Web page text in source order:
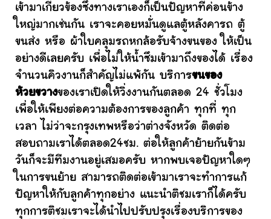
เข้ามาเกี่ยวข้องซึ่งทางเราเองก็เป็นปัญหาที่ค่อนข้าง
ใหญ่มากเช่นกัน เราจะคอยหมั่นดูแลตู้หลังคารถ ตู้
ขนส่ง หรือ ผ้าใบคลุมรถหกล้อรับจ้างขนของ ให้เป็น
อย่างดีเลยครับ เพื่อไม่ให้น้ำซึมเข้ามาถึงของได้ เรื่อง
จำนวนคิวงานก็สำคัญไม่แพ้กัน บริการขนของ
ห้วยขวางของเราเปิดให้วิ่งงานกันตลอด 24 ชั่วโมง
เพื่อให้เพียงต่อความต้องการของลูกค้า ทุกที่ ทุก
เวลา ไม่ว่าจะกรุงเทพหรือว่าต่างจังหวัด ติดต่อ
สอบถามเราได้ตลอด24ชม. ต่อให้ลูกค้าย้ายกันข้าม
วันก็จะมีทีมงานอยู่เสมอครับ หากพบเจอปัญหาใดๆ
ในการขนย้าย สามารถติดต่อเข้ามาเราจะทำการแก้
ปัญหาให้กับลูกค้าทุกอย่าง แนะนำติชมเราก็ได้ครับ
ทุกการติชมเราจะได้นำไปปรับปรุงเรื่องบริการของ